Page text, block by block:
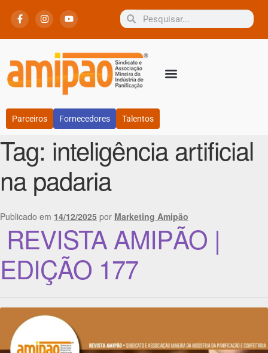
Parceiros Fornecedores Talentos
Tag: inteligência artificial
na padaria
Publicado em 14/12/2025 por Marketing Amipão
REVISTA AMIPÃO |
EDIÇÃO 177